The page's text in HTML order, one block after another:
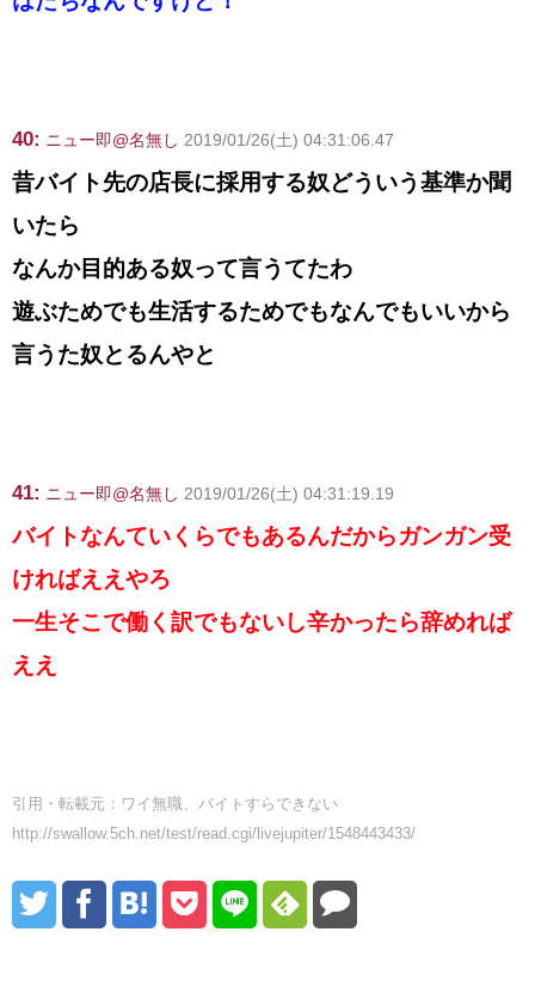
40: ニュー即@名無し 2019/01/26(土) 04:31:06.47
昔バイト先の店長に採用する奴どういう基準か聞
いたら
なんか目的ある奴って言うてたわ
遊ぶためでも生活するためでもなんでもいいから
言うた奴とるんやと
41: ニュー即@名無し 2019/01/26(土) 04:31:19.19
バイトなんていくらでもあるんだからガンガン受
ければええやろ
一生そこで働く訳でもないし辛かったら辞めれば
ええ
引用・転載元：ワイ無職、バイトすらできない
http://swallow.5ch.net/test/read.cgi/livejupiter/1548443433/